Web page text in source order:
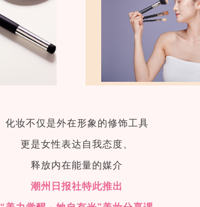
化妆不仅是外在形象的修饰工具
更是女性表达自我态度、
释放内在能量的媒介
潮州日报社特此推出